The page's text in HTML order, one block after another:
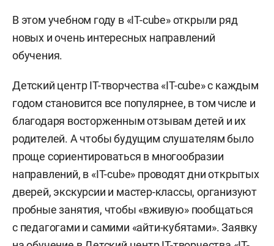
В этом учебном году в «IT-cube» открыли ряд
новых и очень интересных направлений
обучения.
Детский центр IT-творчества «IT-cube» с каждым
годом становится все популярнее, в том числе и
благодаря восторженным отзывам детей и их
родителей. А чтобы будущим слушателям было
проще сориентироваться в многообразии
направлений, в «IT-cube» проводят дни открытых
дверей, экскурсии и мастер-классы, организуют
пробные занятия, чтобы «вживую» пообщаться
с педагогами и самими «айти-кубятами». Заявку